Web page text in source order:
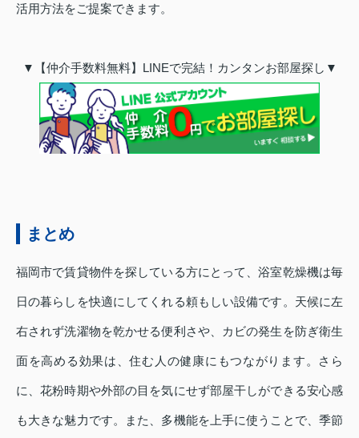
活用方法をご提案できます。
▼【仲介手数料無料】LINEで完結！カンタンお部屋探し▼
まとめ
福岡市で賃貸物件を探している方にとって、浴室乾燥機は毎
日の暮らしを快適にしてくれる頼もしい設備です。天候に左
右されず洗濯物を乾かせる便利さや、カビの発生を防ぎ衛生
面を高める効果は、住む人の健康にもつながります。さら
に、花粉時期や外部の目を気にせず部屋干しができる安心感
も大きな魅力です。また、多機能を上手に使うことで、季節